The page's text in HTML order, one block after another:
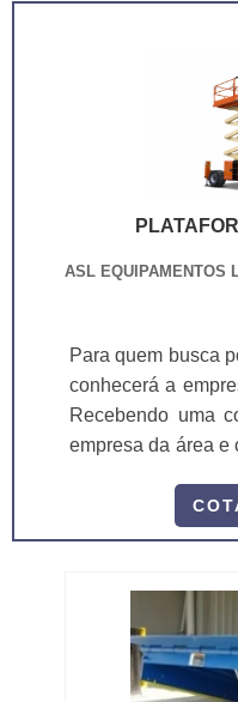
ASL EQUIPAMENTOS
Para quem busca
conhecerá a
Recebendo uma
empresa da área e
INFORMAÇÕES
PLATAFORMA JLG A
empresa
o site da ASL
com alto know-how